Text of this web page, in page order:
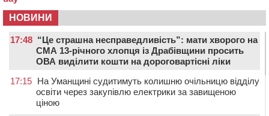
НОВИНИ
17:48 “Це страшна несправедливість”: мати хворого на
СМА 13-річного хлопця із Драбівщини просить
ОВА виділити кошти на дороговартісні ліки
17:15 На Уманщині судитимуть колишню очільницю відділу
освіти через закупівлю електрики за завищеною
ціною